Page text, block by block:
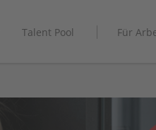
Talent Pool Für